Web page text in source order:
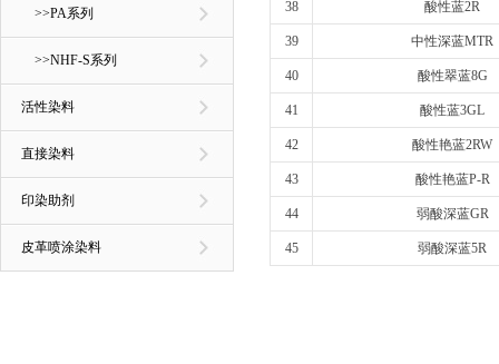
>>PA系列
>>NHF-S系列
活性染料
直接染料
印染助剂
皮革喷涂染料
38 酸性蓝2R
39 中性深蓝MTR
40 酸性翠蓝8G
41 酸性蓝3GL
42 酸性艳蓝2RW
43 酸性艳蓝P-R
44 弱酸深蓝GR
45 弱酸深蓝5R